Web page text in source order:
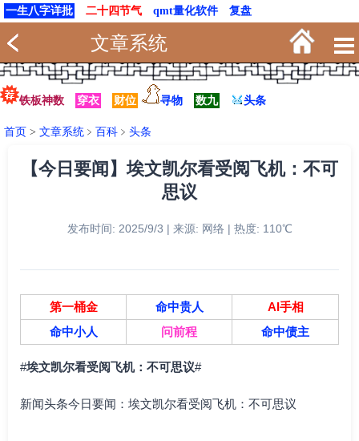
一生八字详批 二十四节气 qmt量化软件 复盘
文章系统
铁板神数 穿衣 财位 寻物 数九 头条
首页 > 文章系统 ﹥ 百科 ﹥ 头条
【今日要闻】埃文凯尔看受阅飞机：不可
思议
发布时间: 2025/9/3 | 来源: 网络 | 热度: 110℃
第一桶金 命中贵人
AI手相
命中小人
问前程 命中债主
#埃文凯尔看受阅飞机：不可思议#
新闻头条今日要闻：埃文凯尔看受阅飞机：不可思议